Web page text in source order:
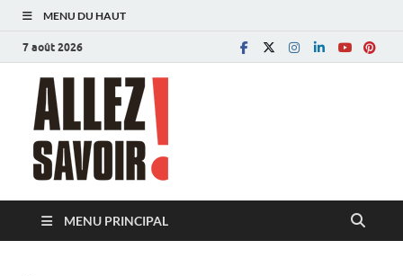
MENU DU HAUT
7 août 2026
MENU PRINCIPAL